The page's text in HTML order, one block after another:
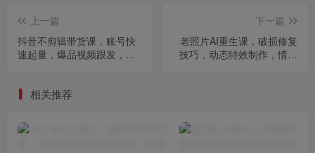
上一篇
抖音不剪辑带货课，账号快
速起量，爆品视频跟发，多
下一篇
老照片AI重生课，破损修复
技巧，动态特效制作，情感
相关推荐